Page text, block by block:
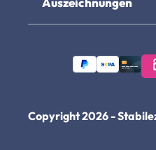
Copyright 2026 -